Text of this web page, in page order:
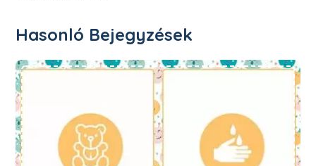
Hasonló Bejegyzések